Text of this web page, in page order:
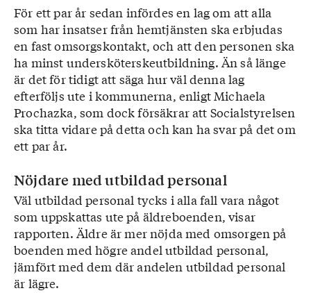
För ett par år sedan infördes en lag om att alla
som har insatser från hemtjänsten ska erbjudas
en fast omsorgskontakt, och att den personen ska
ha minst undersköterskeutbildning. Än så länge
är det för tidigt att säga hur väl denna lag
efterföljs ute i kommunerna, enligt Michaela
Prochazka, som dock försäkrar att Socialstyrelsen
ska titta vidare på detta och kan ha svar på det om
ett par år.
Nöjdare med utbildad personal
Väl utbildad personal tycks i alla fall vara något
som uppskattas ute på äldreboenden, visar
rapporten. Äldre är mer nöjda med omsorgen på
boenden med högre andel utbildad personal,
jämfört med dem där andelen utbildad personal
är lägre.